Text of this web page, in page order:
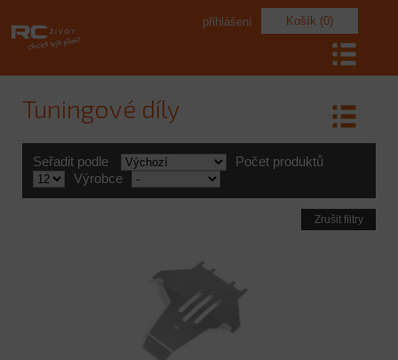
Košík (0)
přihlášení
Tuningové díly
Seřadit podle
Počet produktů
Výrobce
Zrušit filtry